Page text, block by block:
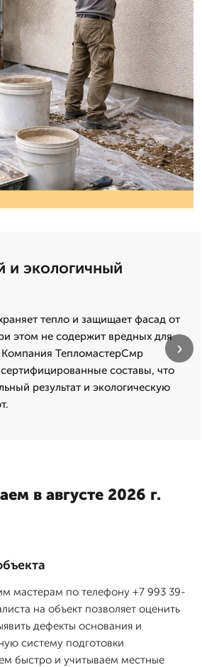
и экологичный
тепло и защищает фасад от
этом не содержит вредных для
Компания ТепломастерСмр
сертифицированные составы, что
результат и экологическую
›
в августе 2026 г.
мастерам по телефону +7 993 39-
на объект позволяет оценить
дефекты основания и
систему подготовки
быстро и учитываем местные